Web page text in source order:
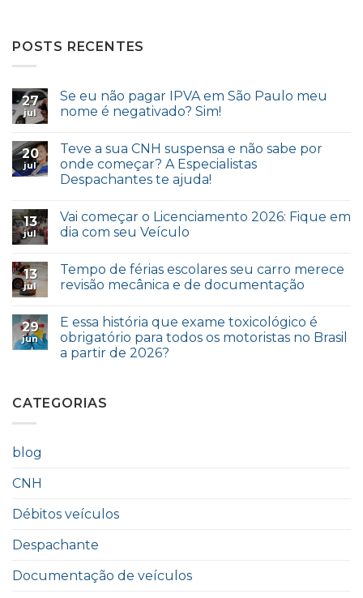
POSTS RECENTES
27
jul
Se eu não pagar IPVA em São Paulo meu
nome é negativado? Sim!
20
jul
Teve a sua CNH suspensa e não sabe por
onde começar? A Especialistas
Despachantes te ajuda!
13
jul
Vai começar o Licenciamento 2026: Fique em
dia com seu Veículo
13
jul
Tempo de férias escolares seu carro merece
revisão mecânica e de documentação
29
jun
E essa história que exame toxicológico é
obrigatório para todos os motoristas no Brasil
a partir de 2026?
CATEGORIAS
blog
CNH
Débitos veículos
Despachante
Documentação de veículos